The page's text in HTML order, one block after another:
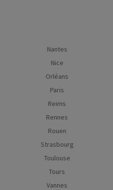
Nantes
Nice
Orléans
Paris
Reims
Rennes
Rouen
Strasbourg
Toulouse
Tours
Vannes